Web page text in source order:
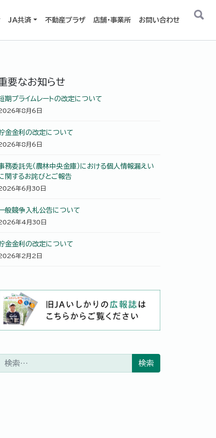
JA共済 不動産プラザ 店舗・事業所 お問い合わせ
要なお知らせ
期プライムレートの改定について
年8月6日
金金利の改定について
年8月6日
務委託先（農林中央金庫）における個人情報漏えい
関するお詫びとご報告
年6月30日
般競争入札公告について
年4月30日
金金利の改定について
年2月2日
検索: